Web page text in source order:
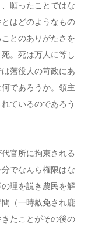
願ったことではな
はどのようなもの
とのありがたさを
。死は万人に等し
藩役人の苛政にあ
であろうか。領主
ているのであろう
官所に拘束される
でなんら権限はな
理を説き農民を解
（一時赦免され鹿
たことがその後の